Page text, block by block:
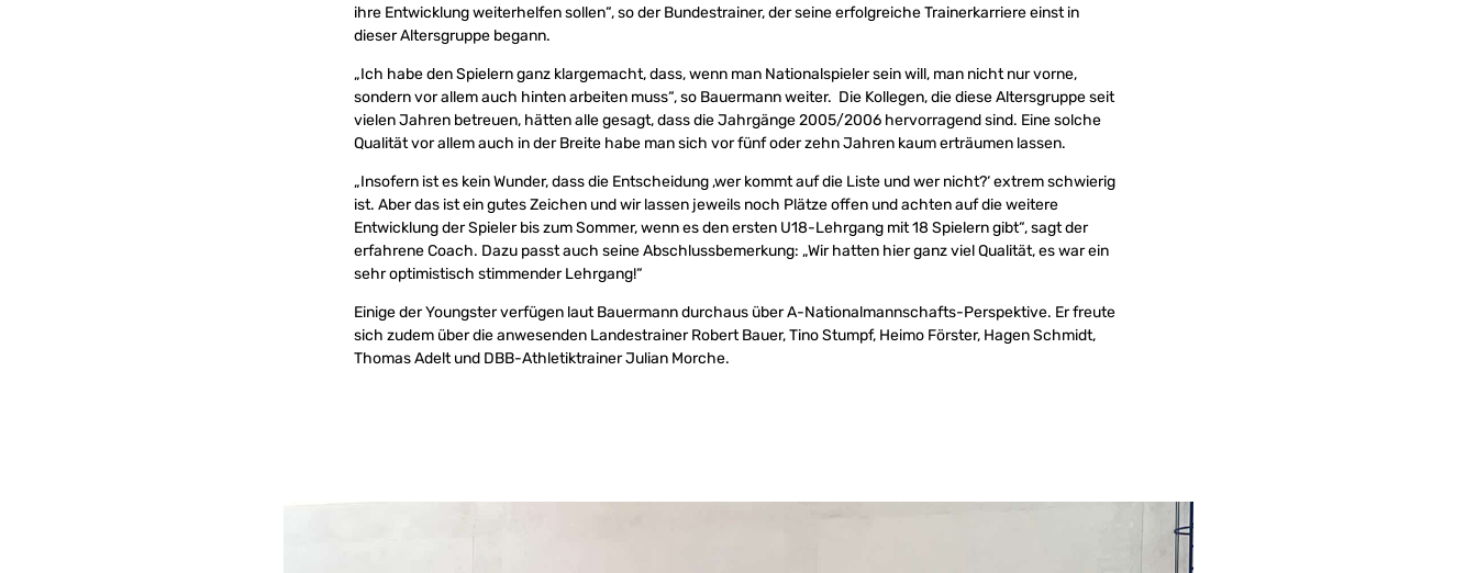
ihre Entwicklung weiterhelfen sollen“, so der Bundestrainer, der seine erfolgreiche Trainerkarriere einst in
dieser Altersgruppe begann.
„Ich habe den Spielern ganz klargemacht, dass, wenn man Nationalspieler sein will, man nicht nur vorne,
sondern vor allem auch hinten arbeiten muss“, so Bauermann weiter. Die Kollegen, die diese Altersgruppe seit
vielen Jahren betreuen, hätten alle gesagt, dass die Jahrgänge 2005/2006 hervorragend sind. Eine solche
Qualität vor allem auch in der Breite habe man sich vor fünf oder zehn Jahren kaum erträumen lassen.
„Insofern ist es kein Wunder, dass die Entscheidung ‚wer kommt auf die Liste und wer nicht?‘ extrem schwierig
ist. Aber das ist ein gutes Zeichen und wir lassen jeweils noch Plätze offen und achten auf die weitere
Entwicklung der Spieler bis zum Sommer, wenn es den ersten U18-Lehrgang mit 18 Spielern gibt“, sagt der
erfahrene Coach. Dazu passt auch seine Abschlussbemerkung: „Wir hatten hier ganz viel Qualität, es war ein
sehr optimistisch stimmender Lehrgang!“
Einige der Youngster verfügen laut Bauermann durchaus über A-Nationalmannschafts-Perspektive. Er freute
sich zudem über die anwesenden Landestrainer Robert Bauer, Tino Stumpf, Heimo Förster, Hagen Schmidt,
Thomas Adelt und DBB-Athletiktrainer Julian Morche.